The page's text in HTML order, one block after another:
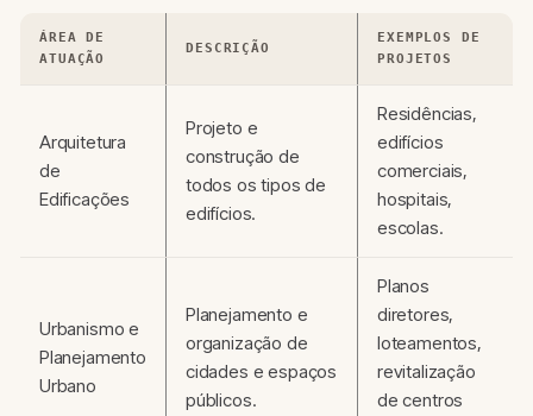
ÁREA DE
ATUAÇÃO
DESCRIÇÃO
EXEMPLOS DE
PROJETOS
Arquitetura
de
Edificações
Projeto e
construção de
todos os tipos de
edifícios.
Residências,
edifícios
comerciais,
hospitais,
escolas.
Urbanismo e
Planejamento
Urbano
Planejamento e
organização de
cidades e espaços
públicos.
Planos
diretores,
loteamentos,
revitalização
de centros